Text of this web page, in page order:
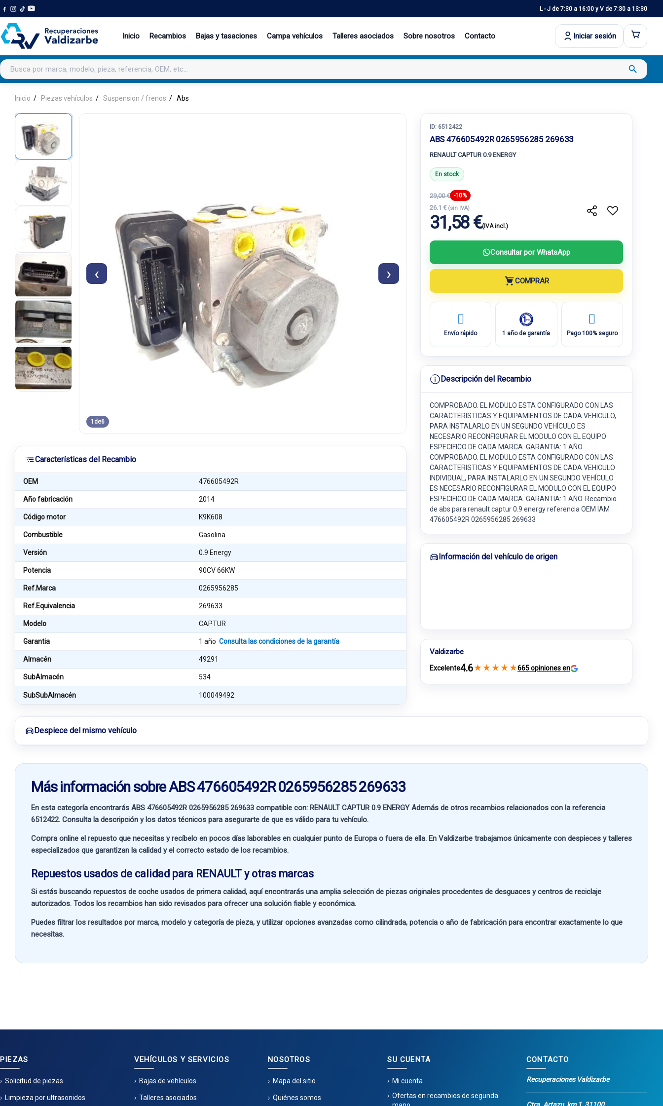
L - J de 7:30 a 16:00 y V de 7:30 a 13:30
Inicio Recambios Bajas y tasaciones Campa vehículos Talleres asociados Sobre nosotros Contacto Iniciar sesión
Buscar productos search
Inicio Piezas vehículos Suspension / frenos Abs
‹ ›
1 de6
Características del Recambio
OEM 476605492R
Año fabricación 2014
Código motor K9K608
Combustible Gasolina
Versión 0.9 Energy
Potencia 90CV 66KW
Ref.Marca 0265956285
Ref.Equivalencia 269633
Modelo CAPTUR
Garantia 1 añoConsulta las condiciones de la garantía
Almacén 49291
SubAlmacén 534
SubSubAlmacén 100049492
ID: 6512422
ABS 476605492R 0265956285 269633
RENAULT CAPTUR 0.9 ENERGY
En stock
29,00 € -10%
26.1 € (sin IVA)
31,58 €(IVA incl.)
Consultar por WhatsApp
COMPRAR
Envío rápido 1 año de garantía Pago 100% seguro
Descripción del Recambio
COMPROBADO. EL MODULO ESTA CONFIGURADO CON LAS
CARACTERISTICAS Y EQUIPAMIENTOS DE CADA VEHICULO,
PARA INSTALARLO EN UN SEGUNDO VEHÍCULO ES
NECESARIO RECONFIGURAR EL MODULO CON EL EQUIPO
ESPECIFICO DE CADA MARCA. GARANTIA: 1 AÑO
COMPROBADO. EL MODULO ESTA CONFIGURADO CON LAS
CARACTERISTICAS Y EQUIPAMIENTOS DE CADA VEHICULO
INDIVIDUAL, PARA INSTALARLO EN UN SEGUNDO VEHÍCULO
ES NECESARIO RECONFIGURAR EL MODULO CON EL EQUIPO
ESPECIFICO DE CADA MARCA. GARANTIA: 1 AÑO. Recambio
de abs para renault captur 0.9 energy referencia OEM IAM
476605492R 0265956285 269633
Información del vehículo de origen
Valdizarbe
Excelente4.6★ ★ ★ ★ ★665 opiniones en
Despiece del mismo vehículo
Más información sobre ABS 476605492R 0265956285 269633
En esta categoría encontrarás ABS 476605492R 0265956285 269633 compatible con: RENAULT CAPTUR 0.9 ENERGYAdemás de otros recambios relacionados con la referencia
6512422. Consulta la descripción y los datos técnicos para asegurarte de que es válido para tu vehículo.
Compra online el repuesto que necesitas y recíbelo en pocos días laborables en cualquier punto de Europa o fuera de ella. En Valdizarbe trabajamos únicamente con despieces y talleres
especializados que garantizan la calidad y el correcto estado de los recambios.
Repuestos usados de calidad para RENAULT y otras marcas
Si estás buscando repuestos de coche usados de primera calidad, aquí encontrarás una amplia selección de piezas originales procedentes de desguaces y centros de reciclaje
autorizados. Todos los recambios han sido revisados para ofrecer una solución fiable y económica.
Puedes filtrar los resultados pormarca, modelo y categoría de pieza, y utilizar opciones avanzadas como cilindrada, potencia o año de fabricación para encontrar exactamente lo que
necesitas.
PIEZAS
Solicitud de piezas
Limpieza por ultrasonidos
VEHÍCULOS Y SERVICIOS
Bajas de vehículos
Talleres asociados
NOSOTROS
Mapa del sitio
Quiénes somos
SU CUENTA
Mi cuenta
Ofertas en recambios de segunda
CONTACTO
Recuperaciones Valdizarbe